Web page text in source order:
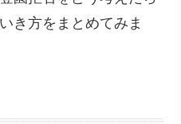
き方をまとめてみま